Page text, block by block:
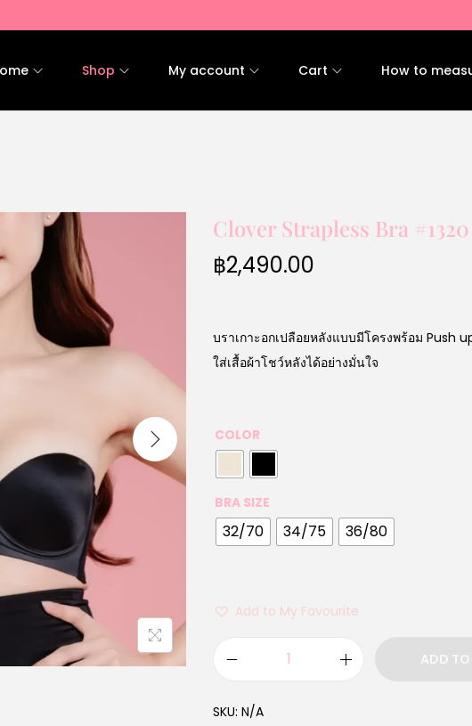
Shop My account Cart How to
Clover Strapless Bra #1320
฿2,490.00
บราเกาะอกเปลือยหลังแบบมีโครงพร้อม Push
ใส่เสื้อผ้าโชว์หลังได้อย่างมั่นใจ
COLOR
BRA SIZE
32/70 34/75 36/80
Add to My Favourite
ADD
SKU: N/A